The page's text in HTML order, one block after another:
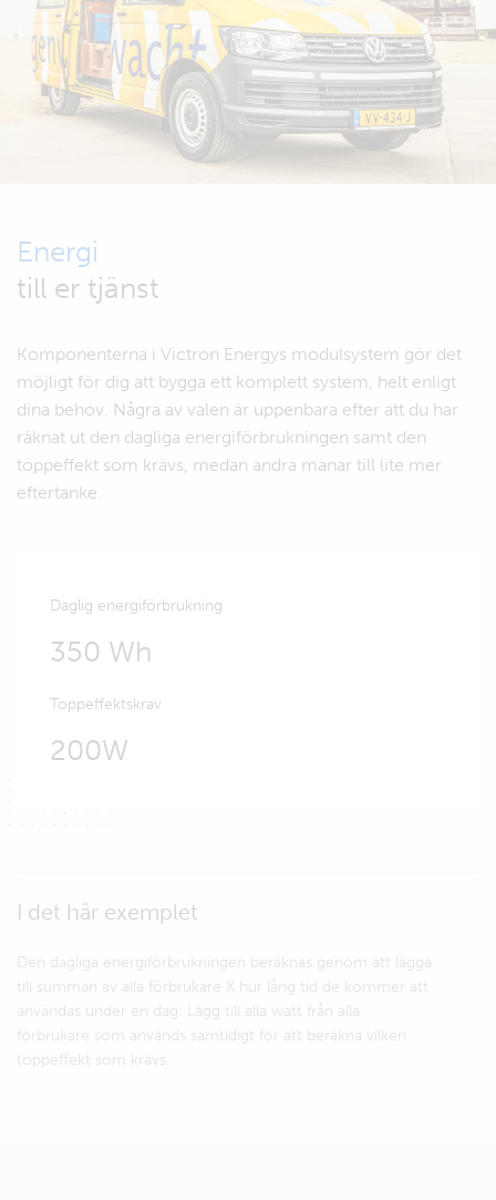
Energi
till er tjänst
Komponenterna i Victron Energys modulsystem gör det
möjligt för dig att bygga ett komplett system, helt enligt
dina behov. Några av valen är uppenbara efter att du har
räknat ut den dagliga energiförbrukningen samt den
toppeffekt som krävs, medan andra manar till lite mer
eftertanke.
Daglig energiförbrukning
350 Wh
Toppeffektskrav
200W
I det här exemplet
Den dagliga energiförbrukningen beräknas genom att lägga
till summan av alla förbrukare X hur lång tid de kommer att
användas under en dag: Lägg till alla watt från alla
förbrukare som används samtidigt för att beräkna vilken
toppeffekt som krävs.